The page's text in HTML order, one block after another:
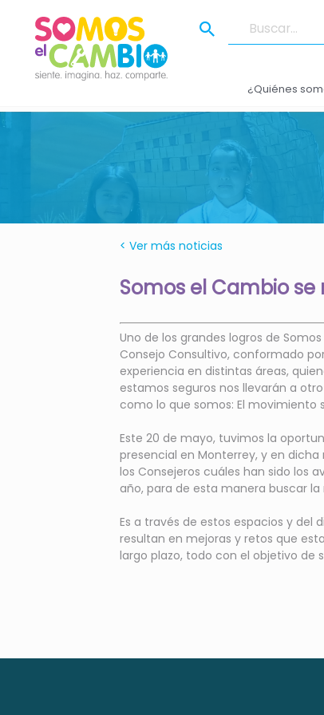
¿Quiénes
< Ver más noticias
Somos el Cambio
Uno de los grandes logros de
Consejo Consultivo, conformado
experiencia en distintas áreas,
estamos seguros nos llevarán a
como lo que somos: El movimiento
Este 20 de mayo, tuvimos la
presencial en Monterrey, y en
los Consejeros cuáles han sido los
año, para de esta manera buscar
Es a través de estos espacios y del
resultan en mejoras y retos que
largo plazo, todo con el objetivo de